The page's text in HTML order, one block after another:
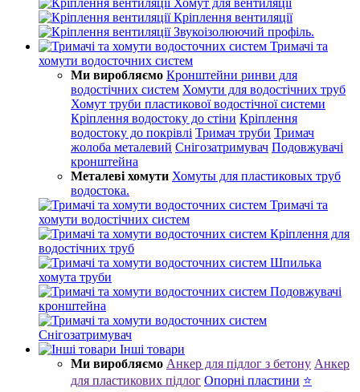
Хомут для вентиляції
Кріплення вентиляції
Звукоізолюючий профіль.
Тримачі та
хомути водосточних систем
Ми виробляємо Кронштейни ринви для
водостічних систем Хомути для водостічних труб
Хомут труби пластикової водостічної системи
Кріплення водостоку до стіни Кріплення
водостоку до покрівлі Тримач труби Тримач
жолоба металевий Снігозатримувач Подовжувачі
кронштейна
Металеві хомути Хомуты для пластиковых труб
водостока.
Тримачі та
хомути водостічних систем
Кріплення для
водостічних труб
Шпилька
хомута труби
Подовжувачі
кронштейна
Снігозатримувач
Інші товари
Ми виробляємо Анкер для підлог з бетону Анкер
для пластикових підлог Опорні пластини ⭐